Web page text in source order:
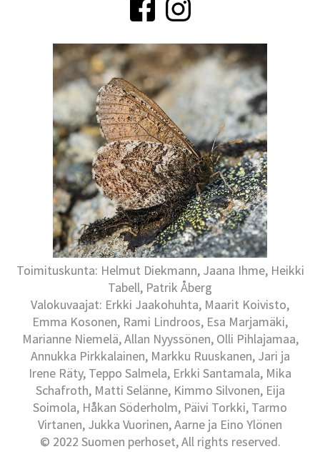
Toimituskunta: Helmut Diekmann, Jaana Ihme, Heikki
Tabell, Patrik Åberg
Valokuvaajat: Erkki Jaakohuhta, Maarit Koivisto,
Emma Kosonen, Rami Lindroos, Esa Marjamäki,
Marianne Niemelä, Allan Nyyssönen, Olli Pihlajamaa,
Annukka Pirkkalainen, Markku Ruuskanen, Jari ja
Irene Räty, Teppo Salmela, Erkki Santamala, Mika
Schafroth, Matti Selänne, Kimmo Silvonen, Eija
Soimola, Håkan Söderholm, Päivi Torkki, Tarmo
Virtanen, Jukka Vuorinen, Aarne ja Eino Ylönen
© 2022 Suomen perhoset, All rights reserved.